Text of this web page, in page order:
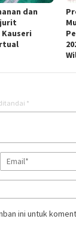
dan
*
ini untuk